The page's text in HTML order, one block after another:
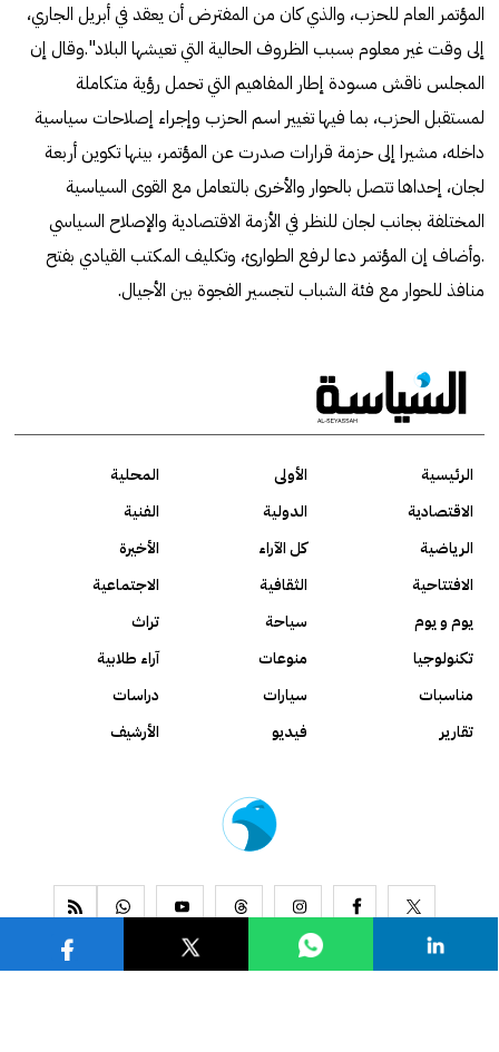
المؤتمر العام للحزب، والذي كان من المفترض أن يعقد في أبريل الجاري،
إلى وقت غير معلوم بسبب الظروف الحالية التي تعيشها البلاد".وقال إن
المجلس ناقش مسودة إطار المفاهيم التي تحمل رؤية متكاملة
لمستقبل الحزب، بما فيها تغيير اسم الحزب وإجراء إصلاحات سياسية
داخله، مشيرا إلى حزمة قرارات صدرت عن المؤتمر، بينها تكوين أربعة
لجان، إحداها تتصل بالحوار والأخرى بالتعامل مع القوى السياسية
المختلفة بجانب لجان للنظر في الأزمة الاقتصادية والإصلاح السياسي
.وأضاف إن المؤتمر دعا لرفع الطوارئ، وتكليف المكتب القيادي بفتح
منافذ للحوار مع فئة الشباب لتجسير الفجوة بين الأجيال.
الرئيسية الأولى
المحلية
الاقتصادية
الدولية
الفنية
الرياضية
كل الآراء
الأخيرة
الافتتاحية
الثقافية
الاجتماعية
يوم و يوم
سياحة
تراث
تكنولوجيا
منوعات
آراء طلابية
مناسبات
سيارات
دراسات
تقارير
فيديو الأرشيف